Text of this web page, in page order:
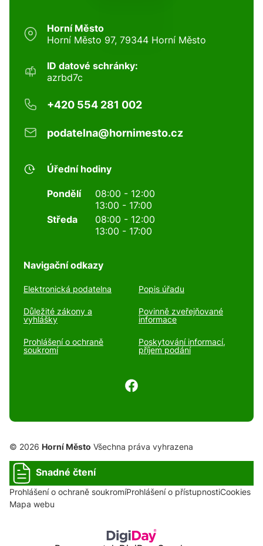
Horní Město
Horní Město 97, 79344 Horní Město
ID datové schránky:
azrbd7c
+420 554 281 002
podatelna@hornimesto.cz
Úřední hodiny
Pondělí
08:00 - 12:00
13:00 - 17:00
Středa
08:00 - 12:00
13:00 - 17:00
Navigační odkazy
Elektronická podatelna Popis úřadu
Důležité zákony a
vyhlášky
Povinně zveřejňované
informace
Prohlášení o ochraně
soukromí
Poskytování informací,
příjem podání
© 2026 Horní Město Všechna práva vyhrazena
Snadné čtení
Prohlášení o ochraně soukromíProhlášení o přístupnostiCookies
Mapa webu